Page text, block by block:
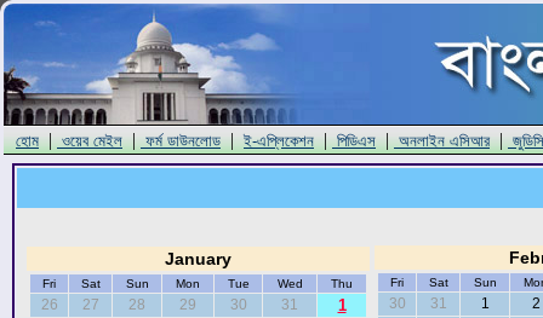
হোম | ওয়েব মেইল | ফর্ম ডাউনলোড |ই-এপ্লিকেশন | পিডিএস | অনলাইন এসিআর |
January
Fri Sat Sun Mon Tue Wed Thu
26 27 28 29 30 31 1
Fri Sat Sun
30 31 1
2